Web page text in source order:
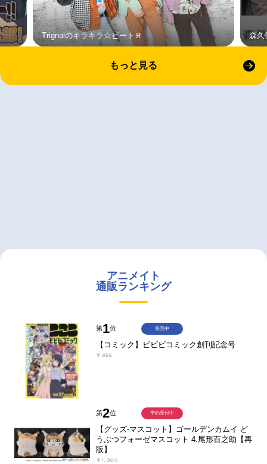
Trignalのキラキラ☆ビートＲ 森久
もっと見る
アニメイト
通販ランキング
第1位
【コミック】ビビビコミック創刊記念号
￥935
発売中
第2位
【グッズ-マスコット】ゴールデンカムイ ど
うぶつフォーゼマスコット 4.尾形百之助【再
販】
￥1,980
予約受付中